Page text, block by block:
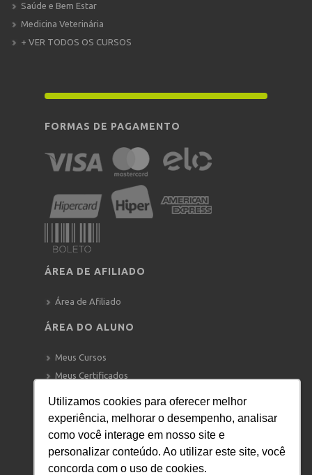
Utilizamos cookies para oferecer melhor
experiência, melhorar o desempenho, analisar
como você interage em nosso site e
personalizar conteúdo. Ao utilizar este site, você
concorda com o uso de cookies.
Saúde e Bem Estar
Medicina Veterinária
+ VER TODOS OS CURSOS
FORMAS DE PAGAMENTO
ÁREA DE AFILIADO
Área de Afiliado
ÁREA DO ALUNO
Meus Cursos
Meus Certificados
Vagas de Emprego
ATENDIMENTO
WHATSAPP: +55 11 91122-0533